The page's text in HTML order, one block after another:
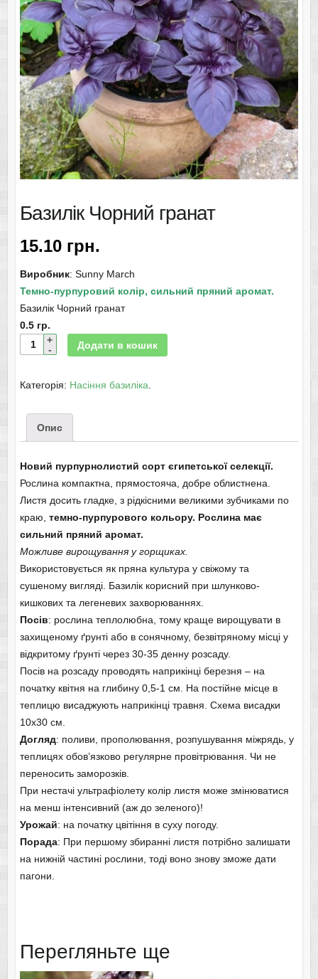
Базилік Чорний гранат
15.10 грн.
Виробник: Sunny March
Темно-пурпуровий колір, сильний пряний аромат.
Базилік Чорний гранат
0.5 гр.
Додати в кошик
Категорія: Насіння базиліка
Опис
Новий пурпурнолистий сорт єгипетської селекції.
Рослина компактна, прямостояча, добре облистнена.
Листя досить гладке, з рідкісними великими зубчиками по
краю, темно-пурпурового кольору. Рослина має
сильний пряний аромат.
Можливе вирощування у горщиках.
Використовується як пряна культура у свіжому та
сушеному вигляді. Базилік корисний при шлунково-
кишкових та легеневих захворюваннях.
Посів: рослина теплолюбна, тому краще вирощувати в
захищеному ґрунті або в сонячному, безвітряному місці у
відкритому ґрунті через 30-35 денну розсаду.
Посів на розсаду проводять наприкінці березня – на
початку квітня на глибину 0,5-1 см. На постійне місце в
теплицю висаджують наприкінці травня. Схема висадки
10х30 см.
Догляд: поливи, прополювання, розпушування міжрядь, у
теплицях обов’язково регулярне провітрювання. Чи не
переносить заморозків.
При нестачі ультрафіолету колір листя може змінюватися
на менш інтенсивний (аж до зеленого)!
Урожай: на початку цвітіння в суху погоду.
Порада: При першому збиранні листя потрібно залишати
на нижній частині рослини, тоді воно знову зможе дати
пагони.
Перегляньте ще